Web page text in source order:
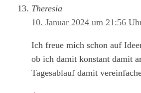
Theresia
10. Januar 2024 um 21:56
Ich freue mich schon auf
ob ich damit konstant damit
Tagesablauf damit